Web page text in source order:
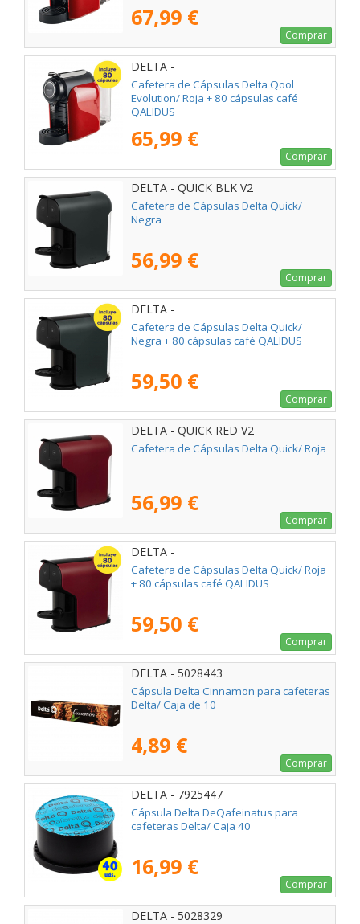
67,99 €
Comprar
DELTA -
Cafetera de Cápsulas Delta Qool
Evolution/ Roja + 80 cápsulas café
QALIDUS
65,99 €
Comprar
DELTA - QUICK BLK V2
Cafetera de Cápsulas Delta Quick/
Negra
56,99 €
Comprar
DELTA -
Cafetera de Cápsulas Delta Quick/
Negra + 80 cápsulas café QALIDUS
59,50 €
Comprar
DELTA - QUICK RED V2
Cafetera de Cápsulas Delta Quick/ Roja
56,99 €
Comprar
DELTA -
Cafetera de Cápsulas Delta Quick/ Roja
+ 80 cápsulas café QALIDUS
59,50 €
Comprar
DELTA - 5028443
Cápsula Delta Cinnamon para cafeteras
Delta/ Caja de 10
4,89 €
Comprar
DELTA - 7925447
Cápsula Delta DeQafeinatus para
cafeteras Delta/ Caja 40
16,99 €
Comprar
DELTA - 5028329